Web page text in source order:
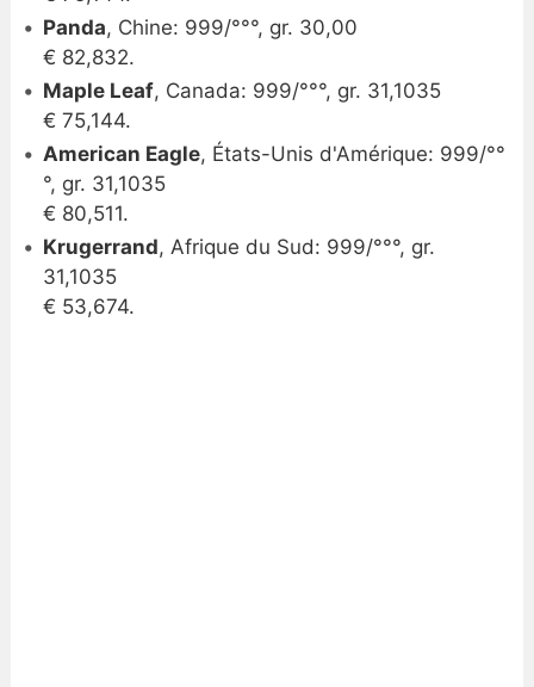
Panda, Chine: 999/°°°, gr. 30,00
€ 82,832.
Maple Leaf, Canada: 999/°°°, gr. 31,1035
€ 75,144.
American Eagle, États-Unis d'Amérique: 999/°°
°, gr. 31,1035
€ 80,511.
Krugerrand, Afrique du Sud: 999/°°°, gr.
31,1035
€ 53,674.